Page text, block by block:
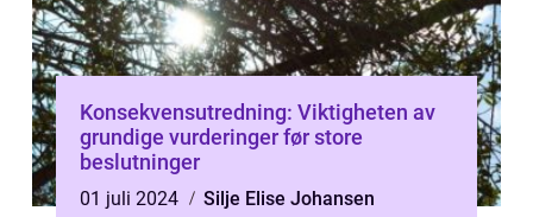
Konsekvensutredning: Viktigheten av
grundige vurderinger før store
beslutninger
01 juli 2024
Silje Elise Johansen